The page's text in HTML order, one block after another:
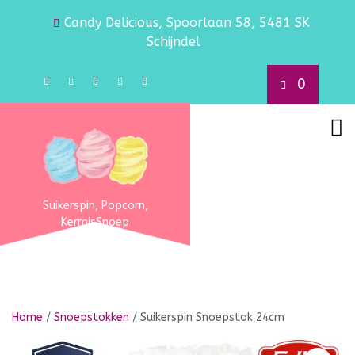
Candy Delicious, Spoorlaan 58, 5481 SK
Schijndel
0
Suikerspin, Popcorn,
KermisSnoep
Home / Snoepstokken / Suikerspin Snoepstok 24cm